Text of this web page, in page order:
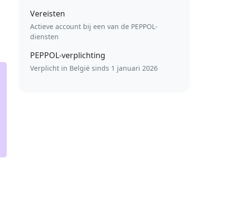
Vereisten
Actieve account bij een van de PEPPOL-
diensten
PEPPOL-verplichting
Verplicht in België sinds 1 januari 2026